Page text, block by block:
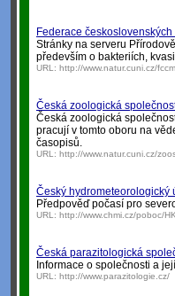
Federace
Stránky na serveru
především o bakteriích,
URL: http://www.natur.cuni.cz/
Česká zoologická
Česká zoologická
pracují v tomto oboru na
časopisů.
URL: http://www.natur.cuni.cz/
Český hydrometeorologický
Předpověď počasí pro
URL: http://www.chmi.cz/poboc/
Česká parazitologická
Informace o společnosti a
URL: http://www.parazitologie.cz/